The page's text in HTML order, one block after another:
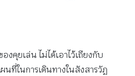
งคุยเล่น ไม่ได้เอาไว้เถียงกับ
นที่ในการเดินทางในสังสารวัฏ